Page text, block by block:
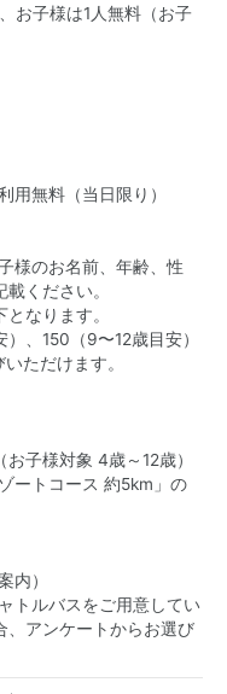
お子様は1人無料（お子
用無料（当日限り）
様のお名前、年齢、性
ください。
なります。
、150（9〜12歳目安）
ただけます。
子様対象 4歳～12歳）
ートコース 約5km」の
内）
トルバスをご用意してい
、アンケートからお選び